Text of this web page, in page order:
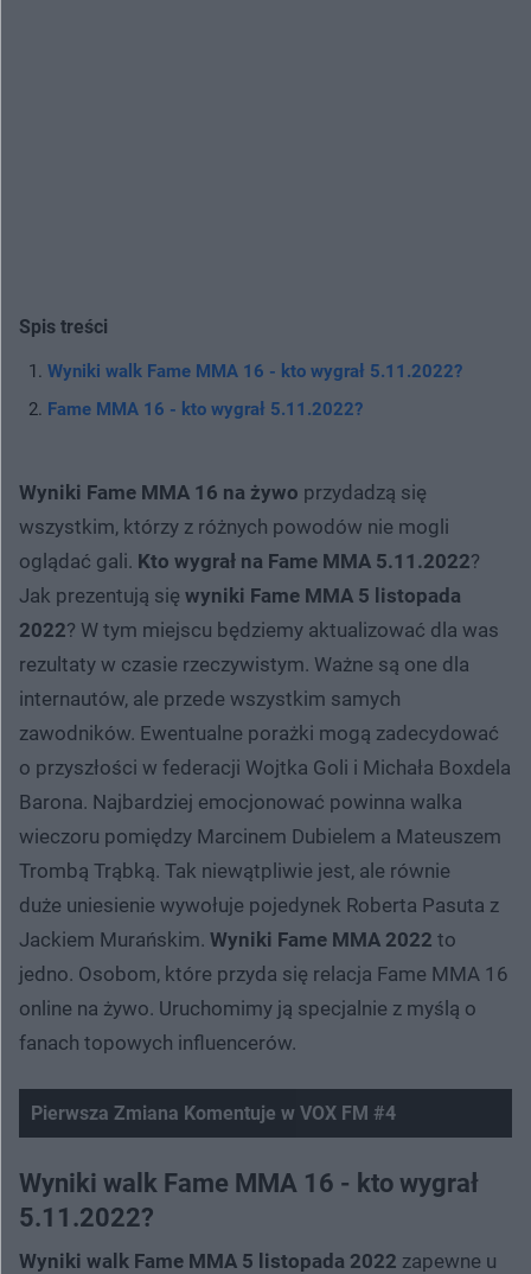
Spis treści
Wyniki walk Fame MMA 16 - kto wygrał 5.11.2022?
Fame MMA 16 - kto wygrał 5.11.2022?
Wyniki Fame MMA 16 na żywo przydadzą się
wszystkim, którzy z różnych powodów nie mogli
oglądać gali. Kto wygrał na Fame MMA 5.11.2022?
Jak prezentują się wyniki Fame MMA 5 listopada
2022? W tym miejscu będziemy aktualizować dla was
rezultaty w czasie rzeczywistym. Ważne są one dla
internautów, ale przede wszystkim samych
zawodników. Ewentualne porażki mogą zadecydować
o przyszłości w federacji Wojtka Goli i Michała Boxdela
Barona. Najbardziej emocjonować powinna walka
wieczoru pomiędzy Marcinem Dubielem a Mateuszem
Trombą Trąbką. Tak niewątpliwie jest, ale równie
duże uniesienie wywołuje pojedynek Roberta Pasuta z
Jackiem Murańskim. Wyniki Fame MMA 2022 to
jedno. Osobom, które przyda się relacja Fame MMA 16
online na żywo. Uruchomimy ją specjalnie z myślą o
fanach topowych influencerów.
Pierwsza Zmiana Komentuje w VOX FM #4
Wyniki walk Fame MMA 16 - kto wygrał
5.11.2022?
Wyniki walk Fame MMA 5 listopada 2022 zapewne u